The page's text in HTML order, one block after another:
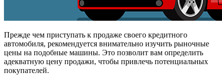
Прежде чем приступать к продаже своего кредитного
автомобиля, рекомендуется внимательно изучить рыночные
цены на подобные машины. Это позволит вам определить
адекватную цену продажи, чтобы привлечь потенциальных
покупателей.